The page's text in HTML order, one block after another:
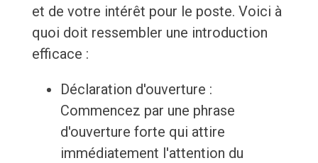
et de votre intérêt pour le poste. Voici à
quoi doit ressembler une introduction
efficace :
Déclaration d'ouverture :
Commencez par une phrase
d'ouverture forte qui attire
immédiatement l'attention du